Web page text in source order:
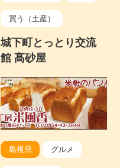
買う（土産）
城下町とっとり交流
館 髙砂屋
島根県 グルメ